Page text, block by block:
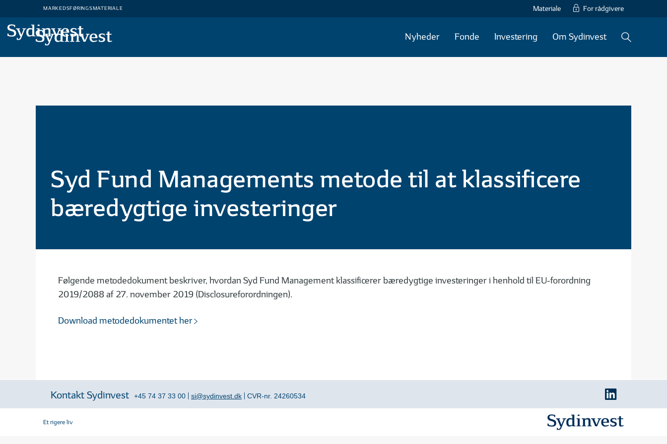
MARKEDSFØRINGSMATERIALE Materiale For rådgivere
MARKEDSFØRINGSMATERIALE
Nyheder Fonde Investering Om Sydinvest
KATEGORIER (7) Søg
ABC
Syd Fund Managements metode til at klassificere
bæredygtige investeringer
Følgende metodedokument beskriver, hvordan Syd Fund Management klassificerer bæredygtige investeringer i henhold til EU-forordning
2019/2088 af 27. november 2019 (Disclosureforordningen).
Download metodedokumentet her
Kontakt Sydinvest +45 74 37 33 00 si@sydinvest.dk CVR-nr. 24260534
Et rigere liv